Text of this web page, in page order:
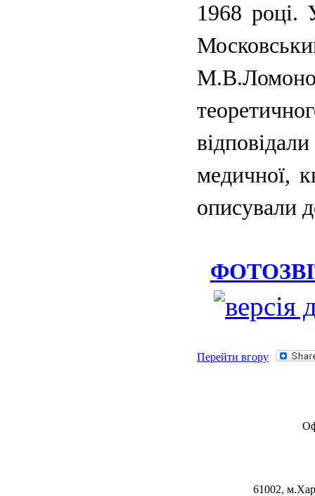
1968 році.
медичної,
описували
Перейти вгору
61002,